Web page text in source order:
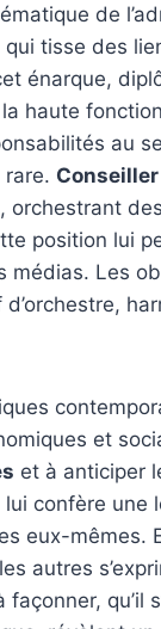
de
qui tisse des
énarque,
haute
au
rare.
orchestrant
position lui
médias. Les
d’orchestre,
et
et à anticiper
confère une
eux-mêmes.
autres
façonner,